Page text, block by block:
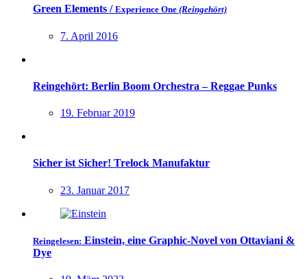
Green Elements / Experience One (Reingehört)
7. April 2016
Reingehört: Berlin Boom Orchestra – Reggae Punks
19. Februar 2019
Sicher ist Sicher! Trelock Manufaktur
23. Januar 2017
Reingelesen: Einstein, eine Graphic-Novel von Ottaviani &
Dye